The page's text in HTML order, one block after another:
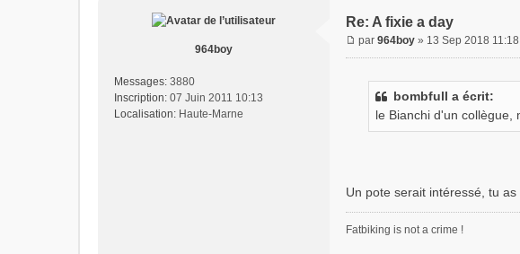
964boy
Messages: 3880
Inscription: 07 Juin 2011 10:13
Localisation: Haute-Marne
Re: A fixie a day
par 964boy » 13 Sep 2018 11:18
bombfull a écrit:
le Bianchi d'un collègue,
Un pote serait intéressé, tu
Fatbiking is not a crime !